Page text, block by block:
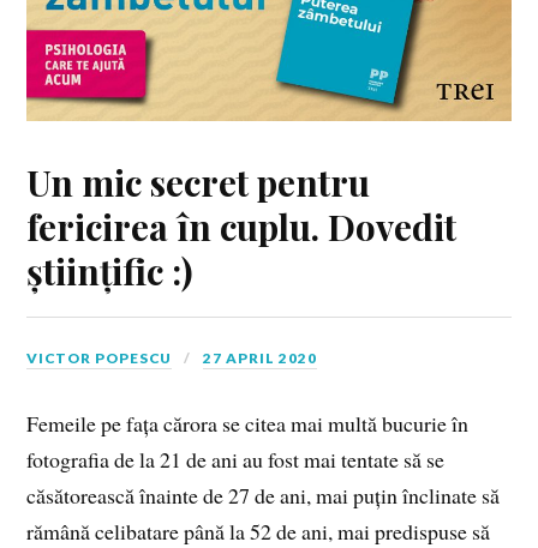
Un mic secret pentru
fericirea în cuplu. Dovedit
științific :)
VICTOR POPESCU 27 APRIL 2020
Femeile pe fața cărora se citea mai multă bucurie în
fotografia de la 21 de ani au fost mai tentate să se
căsătorească înainte de 27 de ani, mai puțin înclinate să
rămână celibatare până la 52 de ani, mai predispuse să